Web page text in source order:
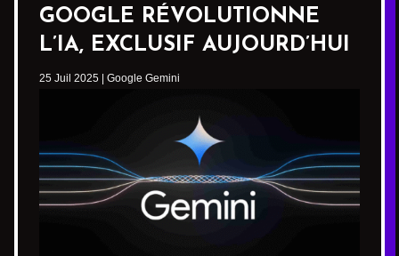
GOOGLE RÉVOLUTIONNE
L’IA, EXCLUSIF AUJOURD’HUI
25 Juil 2025 Google Gemini